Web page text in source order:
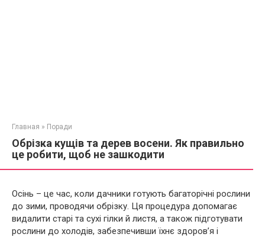
Главная » Поради
Обрізка кущів та дерев восени. Як правильно
це робити, щоб не зашкодити
Осінь – це час, коли дачники готують багаторічні рослини
до зими, проводячи обрізку. Ця процедура допомагає
видалити старі та сухі гілки й листя, а також підготувати
рослини до холодів, забезпечивши їхнє здоров’я і